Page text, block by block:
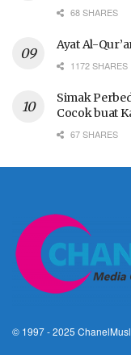
68 SHARES
Ayat Al-
1172 SHARES
Simak
Cocok buat
67 SHARES
© 1997 - 2025